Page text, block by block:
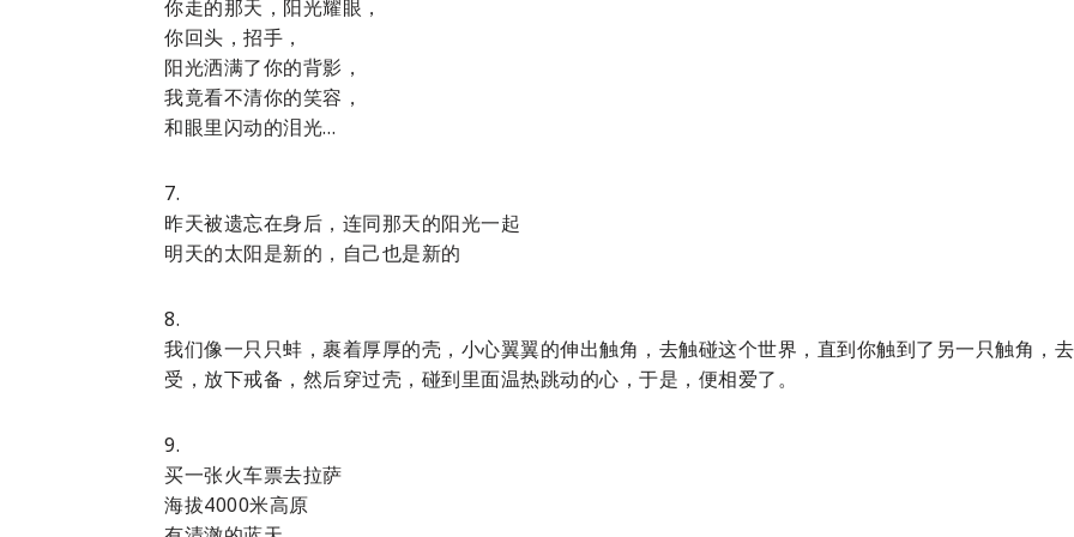
你走的那天，阳光耀眼，
你回头，招手，
阳光洒满了你的背影，
我竟看不清你的笑容，
和眼里闪动的泪光…
7.
昨天被遗忘在身后，连同那天的阳光一起
明天的太阳是新的，自己也是新的
8.
我们像一只只蚌，裹着厚厚的壳，小心翼翼的伸出触角，去触碰这个世界，直到你触到了另一只触角，
受，放下戒备，然后穿过壳，碰到里面温热跳动的心，于是，便相爱了。
9.
买一张火车票去拉萨
海拔4000米高原